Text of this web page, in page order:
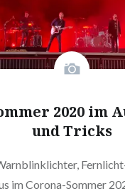
2020 im
und Tricks
im Corona-Sommer